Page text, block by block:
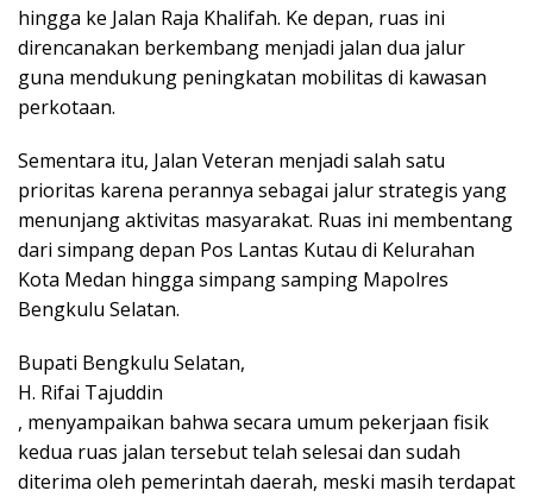
hingga ke Jalan Raja Khalifah. Ke depan, ruas ini
direncanakan berkembang menjadi jalan dua jalur
guna mendukung peningkatan mobilitas di kawasan
perkotaan.
Sementara itu, Jalan Veteran menjadi salah satu
prioritas karena perannya sebagai jalur strategis yang
menunjang aktivitas masyarakat. Ruas ini membentang
dari simpang depan Pos Lantas Kutau di Kelurahan
Kota Medan hingga simpang samping Mapolres
Bengkulu Selatan.
Bupati Bengkulu Selatan,
H. Rifai Tajuddin
, menyampaikan bahwa secara umum pekerjaan fisik
kedua ruas jalan tersebut telah selesai dan sudah
diterima oleh pemerintah daerah, meski masih terdapat